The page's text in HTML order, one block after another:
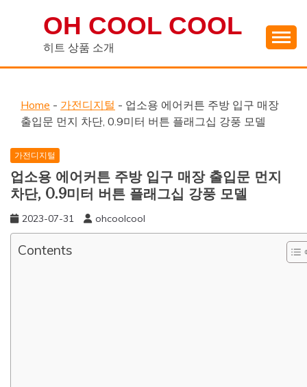
OH COOL COOL
히트 상품 소개
Home - 가전디지털 - 업소용 에어커튼 주방 입구 매장
출입문 먼지 차단, 0.9미터 버튼 플래그십 강풍 모델
가전디지털
업소용 에어커튼 주방 입구 매장 출입문 먼지
차단, 0.9미터 버튼 플래그십 강풍 모델
2023-07-31 ohcoolcool
Contents